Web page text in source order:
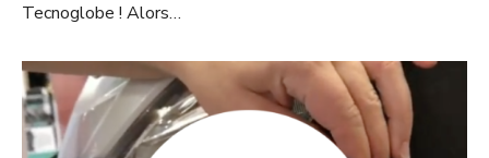
Tecnoglobe ! Alors…